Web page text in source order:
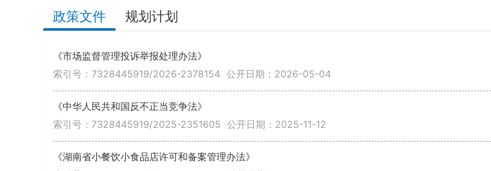
政策文件 规划计划
《市场监督管理投诉举报处理办法》
索引号：7328445919/2026-2378154 公开日期：2026-05-04
《中华人民共和国反不正当竞争法》
索引号：7328445919/2025-2351605 公开日期：2025-11-12
《湖南省小餐饮小食品店许可和备案管理办法》